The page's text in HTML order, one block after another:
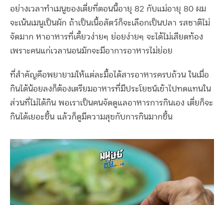
อย่างเวลาทำเมนูของเตี่ยที่ตอนนี้อายุ 82 กับแม่อายุ 80 ผม
จะเน้นเมนูเป็นผัก ถ้าเป็นเนื้อสัตว์ก็จะเลือกเป็นปลา รสชาติไม่
จัดมาก หาอาหารที่เคี้ยวง่ายๆ ย่อยง่ายๆ จะได้ไม่เสียดท้อง
เพราะคนแก่เวลานอนมักจะมีอาการอาหารไม่ย่อย
ที่สำคัญคือพยายามให้แต่ละมื้อได้สารอาหารครบถ้วน ในเมื่อ
กินได้น้อยลงก็ต้องเตรียมอาหารที่มีประโยชน์เข้าไปทดแทนใน
ส่วนที่ไม่ได้กิน พอเราเป็นคนจัดดูแลอาหารการกินเอง เตี่ยก็จะ
กินได้เยอะขึ้น แล้วก็ดูมีความสุขกับการกินมากขึ้น